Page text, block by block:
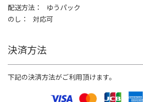
配送方法
ゆうパック
のし
対応可
決済方法
下記の決済方法がご利用頂けます。